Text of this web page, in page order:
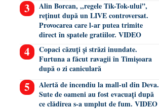
Alin Borcan, ,,regele Tik-Tok-ului”,
reținut după un LIVE controversat.
Provocarea care l-ar putea trimite
direct în spatele gratiilor. VIDEO
Copaci căzuți și străzi inundate.
Furtuna a făcut ravagii în Timișoara
după o zi caniculară
Alertă de incendiu la mall-ul din Deva.
Sute de oameni au fost evacuați după
ce clădirea s-a umplut de fum. VIDEO